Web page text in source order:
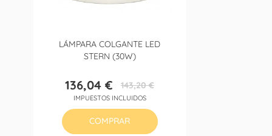
LÁMPARA COLGANTE LED
STERN (30W)
Precio
136,04 €Precio
base
143,20 €
IMPUESTOS INCLUIDOS
COMPRAR